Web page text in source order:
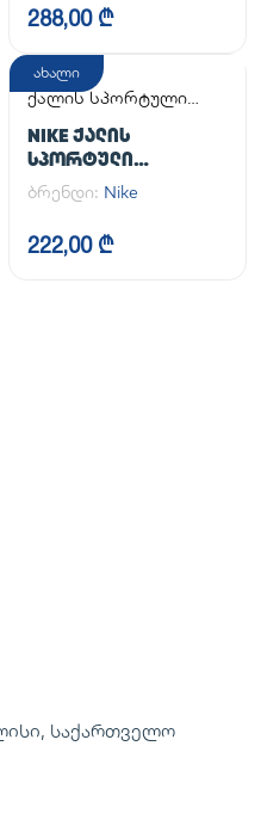
288,00 ₾
ახალი
ქალის სპორტული
NIKE ᲥᲐᲚᲘᲡ
ᲡᲞᲝᲠᲢᲣᲚᲘ
ᲤᲔᲮᲡᲐᲪᲛᲔᲚᲘ
ბრენდი: Nike
222,00 ₾
საქართველო